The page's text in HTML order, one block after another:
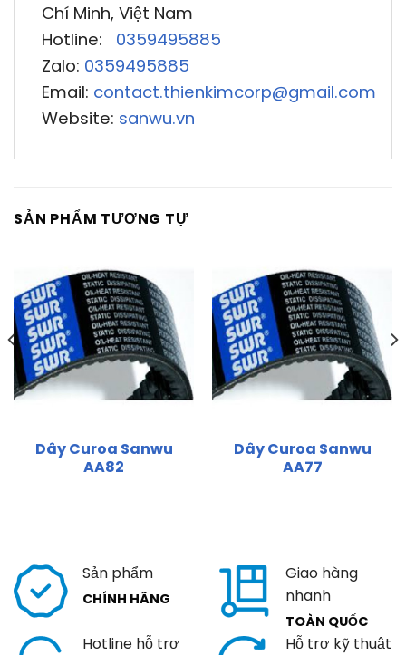
Chí Minh, Việt Nam
Hotline: 0359495885
Zalo: 0359495885
Email: contact.thienkimcorp@gmail.com
Website: sanwu.vn
SẢN PHẨM TƯƠNG TỰ
Dây Curoa Sanwu
AA82
Dây Curoa Sanwu
AA77
Sản phẩm
CHÍNH HÃNG
Giao hàng
nhanh
TOÀN QUỐC
Hotline hỗ trợ Hỗ trợ kỹ thuật